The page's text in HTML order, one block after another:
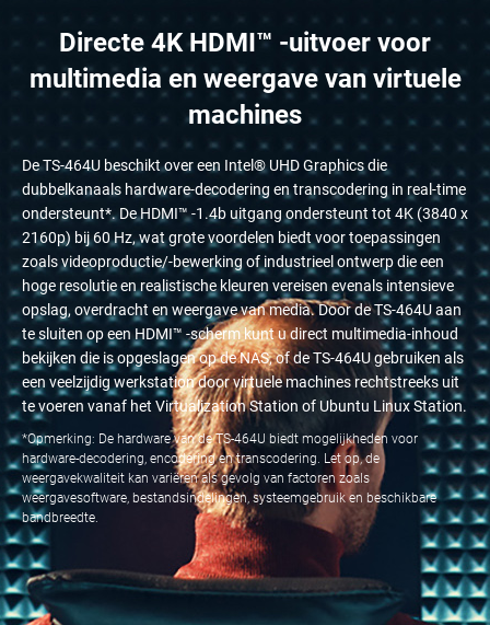
Directe 4K HDMI™ -uitvoer voor
multimedia en weergave van virtuele
machines
De TS-464U beschikt over een Intel® UHD Graphics die
dubbelkanaals hardware-decodering en transcodering in real-time
ondersteunt*. De HDMI™ -1.4b uitgang ondersteunt tot 4K (3840 x
2160p) bij 60 Hz, wat grote voordelen biedt voor toepassingen
zoals videoproductie/-bewerking of industrieel ontwerp die een
hoge resolutie en realistische kleuren vereisen evenals intensieve
opslag, overdracht en weergave van media. Door de TS-464U aan
te sluiten op een HDMI™ -scherm kunt u direct multimedia-inhoud
bekijken die is opgeslagen op de NAS, of de TS-464U gebruiken als
een veelzijdig werkstation door virtuele machines rechtstreeks uit
te voeren vanaf het Virtualization Station of Ubuntu Linux Station.
*Opmerking: De hardware van de TS-464U biedt mogelijkheden voor
hardware-decodering, encodering en transcodering. Let op, de
weergavekwaliteit kan variëren als gevolg van factoren zoals
weergavesoftware, bestandsindelingen, systeemgebruik en beschikbare
bandbreedte.